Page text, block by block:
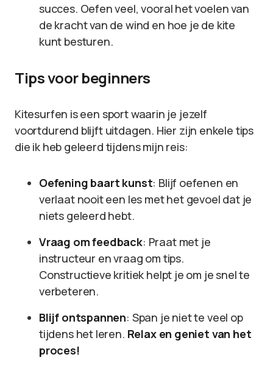
succes. Oefen veel, vooral het voelen van
de kracht van de wind en hoe je de kite
kunt besturen.
Tips voor beginners
Kitesurfen is een sport waarin je jezelf
voortdurend blijft uitdagen. Hier zijn enkele tips
die ik heb geleerd tijdens mijn reis:
Oefening baart kunst: Blijf oefenen en
verlaat nooit een les met het gevoel dat je
niets geleerd hebt.
Vraag om feedback: Praat met je
instructeur en vraag om tips.
Constructieve kritiek helpt je om je snel te
verbeteren.
Blijf ontspannen: Span je niet te veel op
tijdens het leren. Relax en geniet van het
proces!